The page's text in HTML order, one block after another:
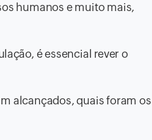
humanos e muito mais,
é essencial rever o
alcançados, quais foram os